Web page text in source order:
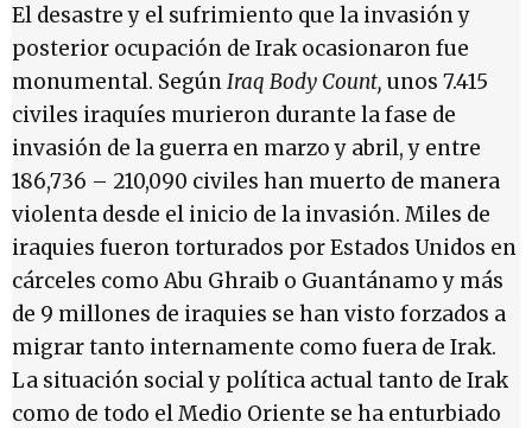
El desastre y el sufrimiento que la invasión y
posterior ocupación de Irak ocasionaron fue
monumental. SegúnIraq Body Count, unos 7.415
civiles iraquíes murieron durante la fase de
invasión de la guerra en marzo y abril, y entre
186,736 – 210,090 civiles han muerto de manera
violenta desde el inicio de la invasión. Miles de
iraquies fueron torturados por Estados Unidos en
cárceles como Abu Ghraib o Guantánamo y más
de 9 millones de iraquies se han visto forzados a
migrar tanto internamente como fuera de Irak.
La situación social y política actual tanto de Irak
como de todo el Medio Oriente se ha enturbiado